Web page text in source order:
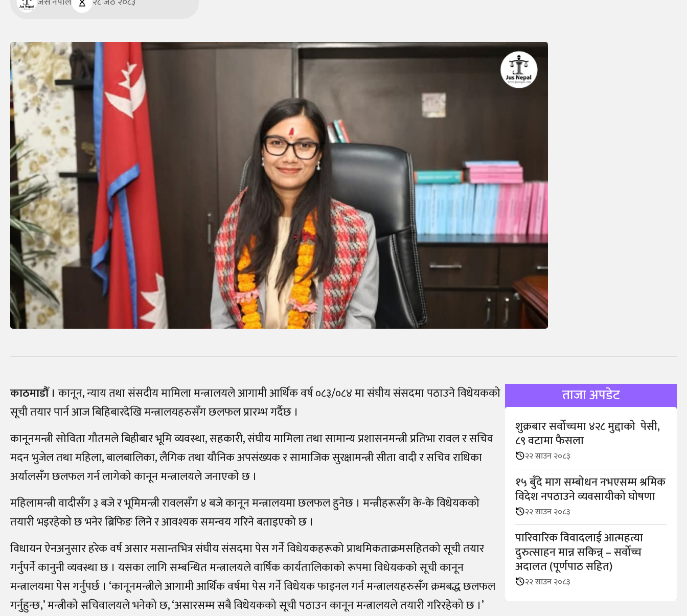
काठमाडौँ । कानून, न्याय तथा संसदीय मामिला मन्त्रालयले आगामी आर्थिक वर्ष ०८३/०८४ मा संघीय संसदमा पठाउने विधेयकको
सूची तयार पार्न आज बिहिबारदेखि मन्त्रालयहरुसँग छलफल प्रारम्भ गर्दैछ ।
कानूनमन्त्री सोविता गौतमले बिहीबार भूमि व्यवस्था, सहकारी, संघीय मामिला तथा सामान्य प्रशासनमन्त्री प्रतिभा रावल र सचिव
मदन भुजेल तथा महिला, बालबालिका, लैगिक तथा यौनिक अपसंख्यक र सामाजिक सुरक्षामन्त्री सीता वादी र सचिव राधिका
अर्यालसँग छलफल गर्न लागेको कानून मन्त्रालयले जनाएको छ ।
महिलामन्त्री वादीसँग ३ बजे र भूमिमन्त्री रावलसँग ४ बजे कानून मन्त्रालयमा छलफल हुनेछ । मन्त्रीहरूसँग के-के विधेयकको
तयारी भइरहेको छ भनेर ब्रिफिङ लिने र आवश्यक समन्वय गरिने बताइएको छ ।
विधायन ऐनअनुसार हरेक वर्ष असार मसान्तभित्र संघीय संसदमा पेस गर्ने विधेयकहरूको प्राथमिकताक्रमसहितको सूची तयार
गर्नुपर्ने कानुनी व्यवस्था छ । यसका लागि सम्बन्धित मन्त्रालयले वार्षिक कार्यतालिकाको रूपमा विधेयकको सूची कानून
मन्त्रालयमा पेस गर्नुपर्छ । ‘कानूनमन्त्रीले आगामी आर्थिक वर्षमा पेस गर्ने विधेयक फाइनल गर्न मन्त्रालयहरुसँग क्रमबद्ध छलफल
गर्नुहुन्छ,’ मन्त्रीको सचिवालयले भनेको छ, ‘असारसम्म सबै विधेयकको सूची पठाउन कानून मन्त्रालयले तयारी गरिरहेको छ ।’
ताजा अपडेट
शुक्रबार सर्वोच्चमा ४२८ मुद्दाको पेसी,
८९ वटामा फैसला
२२ साउन २०८३
१५ बुँदे माग सम्बोधन नभएसम्म श्रमिक
विदेश नपठाउने व्यवसायीको घोषणा
२२ साउन २०८३
पारिवारिक विवादलाई आत्महत्या
दुरुत्साहन मान्न सकिन्न् – सर्वोच्च
अदालत (पूर्णपाठ सहित)
२२ साउन २०८३